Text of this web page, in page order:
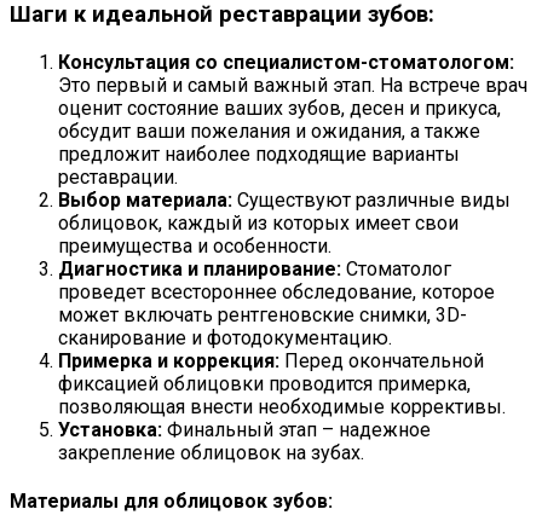
Шаги к идеальной реставрации зубов:
Консультация со специалистом-стоматологом:
Это первый и самый важный этап. На встрече врач
оценит состояние ваших зубов, десен и прикуса,
обсудит ваши пожелания и ожидания, а также
предложит наиболее подходящие варианты
реставрации.
Выбор материала: Существуют различные виды
облицовок, каждый из которых имеет свои
преимущества и особенности.
Диагностика и планирование: Стоматолог
проведет всестороннее обследование, которое
может включать рентгеновские снимки, 3D-
сканирование и фотодокументацию.
Примерка и коррекция: Перед окончательной
фиксацией облицовки проводится примерка,
позволяющая внести необходимые коррективы.
Установка: Финальный этап – надежное
закрепление облицовок на зубах.
Материалы для облицовок зубов: